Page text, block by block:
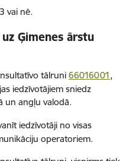
vai nē.
Ģimenes ārstu
tālruni 66016001,
iedzīvotājiem sniedz
un angļu valodā.
iedzīvotāji no visas
operatoriem.